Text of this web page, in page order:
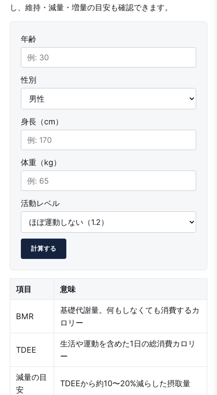
し、維持・減量・増量の目安も確認できます。
年齢
性別
身長（cm）
体重（kg）
活動レベル
計算する
項目 意味
BMR
基礎代謝量。何もしなくても消費するカ
ロリー
TDEE
生活や運動を含めた1日の総消費カロリ
ー
減量の目
安
TDEEから約10〜20%減らした摂取量